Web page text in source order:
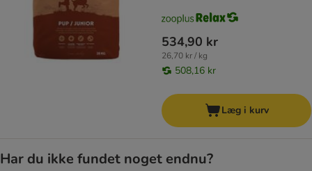
534,90 kr
26,70 kr / kg
508,16 kr
Læg i kurv
Har du ikke fundet noget endnu?